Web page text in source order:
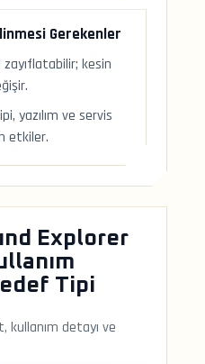
Gerekenler
kesin
yazılım ve servis
etkiler.
Explorer
Tipi
detayı ve